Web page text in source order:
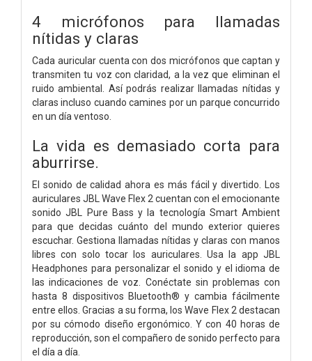
4 micrófonos para llamadas
nítidas y claras
Cada auricular cuenta con dos micrófonos que captan y
transmiten tu voz con claridad, a la vez que eliminan el
ruido ambiental. Así podrás realizar llamadas nítidas y
claras incluso cuando camines por un parque concurrido
en un día ventoso.
La vida es demasiado corta para
aburrirse.
El sonido de calidad ahora es más fácil y divertido. Los
auriculares JBL Wave Flex 2 cuentan con el emocionante
sonido JBL Pure Bass y la tecnología Smart Ambient
para que decidas cuánto del mundo exterior quieres
escuchar. Gestiona llamadas nítidas y claras con manos
libres con solo tocar los auriculares. Usa la app JBL
Headphones para personalizar el sonido y el idioma de
las indicaciones de voz. Conéctate sin problemas con
hasta 8 dispositivos Bluetooth® y cambia fácilmente
entre ellos. Gracias a su forma, los Wave Flex 2 destacan
por su cómodo diseño ergonómico. Y con 40 horas de
reproducción, son el compañero de sonido perfecto para
el día a día.